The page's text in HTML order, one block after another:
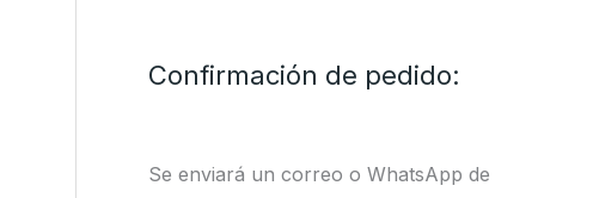
Confirmación de pedido:
Se enviará un correo o WhatsApp de